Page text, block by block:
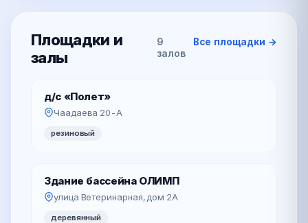
Площадки и
залы
9
залов
Все площадки →
д/с «Полет»
Чаадаева 20-А
резиновый
Здание бассейна ОЛИМП
улица Ветеринарная, дом 2А
деревянный